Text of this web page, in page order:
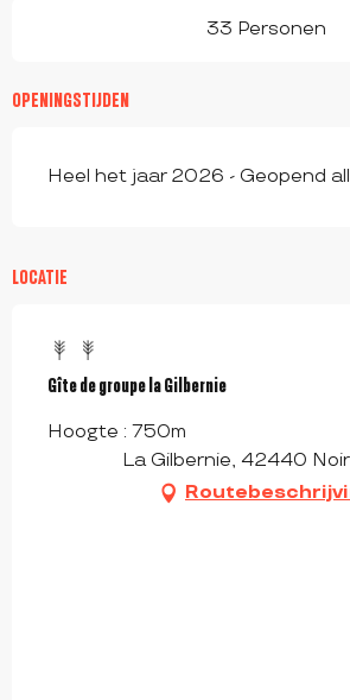
33 Personen
OPENINGSTIJDEN
Heel het jaar 2026 - Geopend
LOCATIE
Gîte de groupe la Gilbernie
Hoogte : 750m
La Gilbernie, 42440